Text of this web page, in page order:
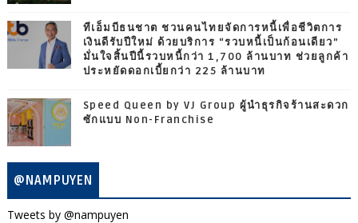
ทีเอ็มบีธนชาต ชวนคนไทยจัดการหนี้เพื่อชีวิตการ
เงินดีรับปีใหม่ ด้วยบริการ “รวบหนี้เป็นก้อนเดียว”
มั่นใจสิ้นปีนี้รวบหนี้กว่า 1,700 ล้านบาท ช่วยลูกค้า
ประหยัดดอกเบี้ยกว่า 225 ล้านบาท
Speed Queen by VJ Group ผู้นำธุรกิจร้านสะดวก
ซักแบบ Non-Franchise
@NAMPUYEN
Tweets by @nampuyen